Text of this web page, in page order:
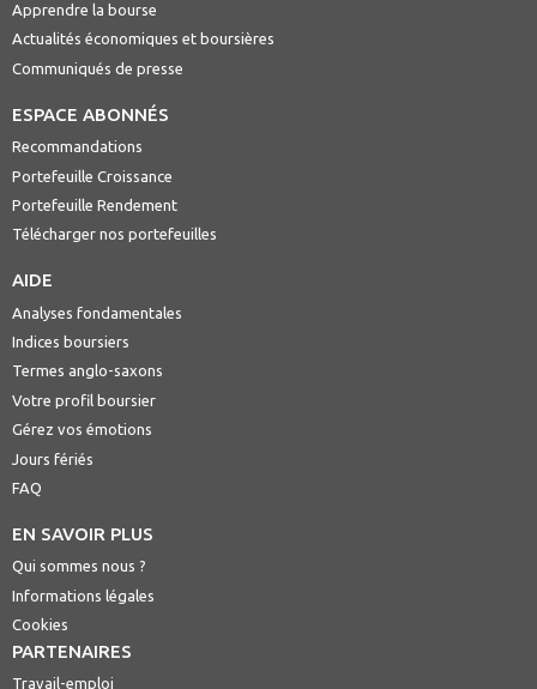
Apprendre la bourse
Actualités économiques et boursières
Communiqués de presse
ESPACE ABONNÉS
Recommandations
Portefeuille Croissance
Portefeuille Rendement
Télécharger nos portefeuilles
AIDE
Analyses fondamentales
Indices boursiers
Termes anglo-saxons
Votre profil boursier
Gérez vos émotions
Jours fériés
FAQ
EN SAVOIR PLUS
Qui sommes nous ?
Informations légales
Cookies
PARTENAIRES
Travail-emploi